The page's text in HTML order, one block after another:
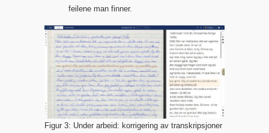
feilene man finner.
Figur 3: Under arbeid: korrigering av transkripsjoner